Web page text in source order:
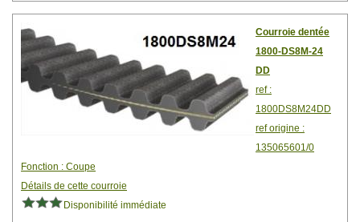
Courroie dentée
1800-DS8M-24
DD
ref :
1800DS8M24DD
ref origine :
135065601/0
Fonction : Coupe
Détails de cette courroie
Disponibilité immédiate